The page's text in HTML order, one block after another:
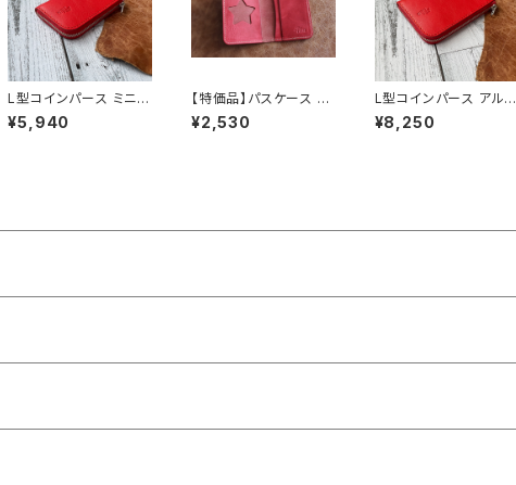
L型コインパース ミニ
（カラー：RED / 赤銀）
¥5,940
【特価品】パスケース Ve
r.2 バッカス（ スター/レ
ッド）（送料無料）
¥2,530
L型コインパース アルフ
ァ（RED：ファスナー赤
銀）
¥8,250